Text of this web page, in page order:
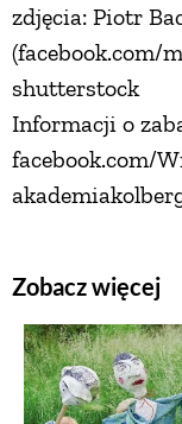
zdjęcia: Piotr
(facebook.com/
shutterstock
Informacji o
facebook.com/
Zobacz więcej